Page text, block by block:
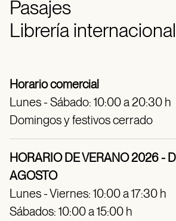
Pasajes
Librería internacional
Horario comercial
Lunes - Sábado: 10:00 a 20:30 h
Domingos y festivos cerrado
HORARIO DE VERANO 2026 -
AGOSTO
Lunes - Viernes: 10:00 a 17:30 h
Sábados: 10:00 a 15:00 h